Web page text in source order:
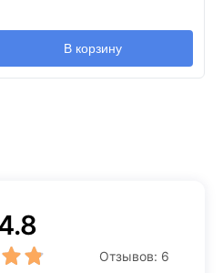
В корзину
Отзывов: 6